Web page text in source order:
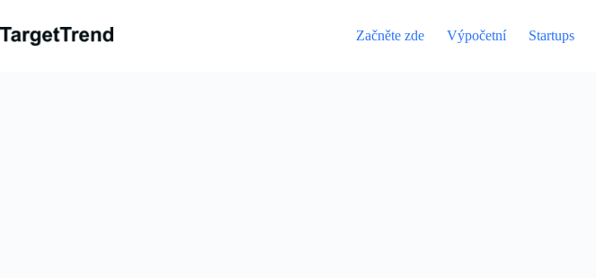
obsah
Začněte zde Výpočetní Startups